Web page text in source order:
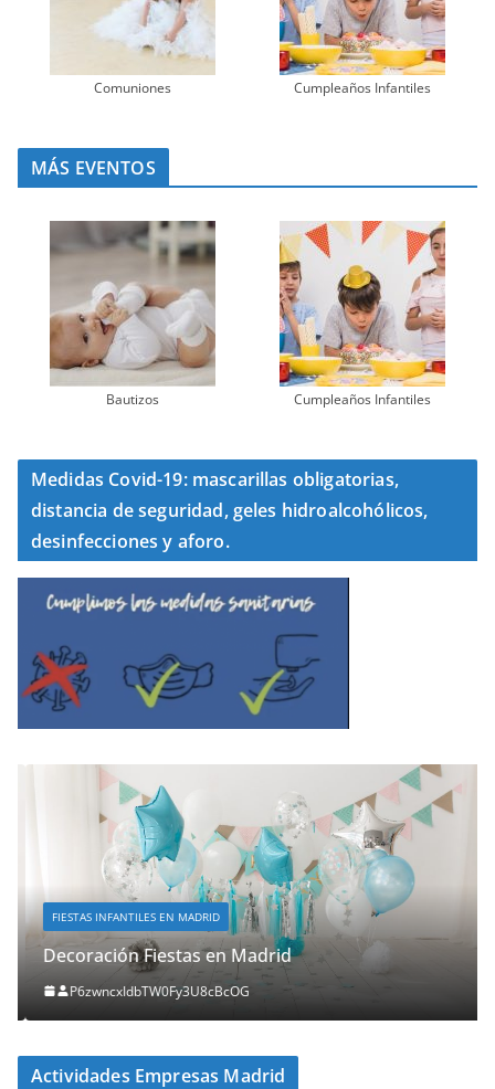
Comuniones Cumpleaños Infantiles
MÁS EVENTOS
Bautizos Cumpleaños Infantiles
Medidas Covid-19: mascarillas obligatorias,
distancia de seguridad, geles hidroalcohólicos,
desinfecciones y aforo.
FIESTAS INFANTILES EN MADRID
Decoración Fiestas en Madrid
P6zwncxIdbTW0Fy3U8cBcOG
Actividades Empresas Madrid